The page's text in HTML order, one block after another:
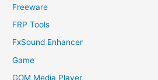
Freeware
FRP Tools
FxSound Enhancer
Game
GOM Media Player